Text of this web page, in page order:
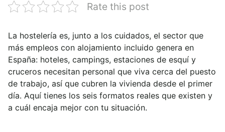
Rate this post
La hostelería es, junto a los cuidados, el sector que
más empleos con alojamiento incluido genera en
España: hoteles, campings, estaciones de esquí y
cruceros necesitan personal que viva cerca del puesto
de trabajo, así que cubren la vivienda desde el primer
día. Aquí tienes los seis formatos reales que existen y
a cuál encaja mejor con tu situación.